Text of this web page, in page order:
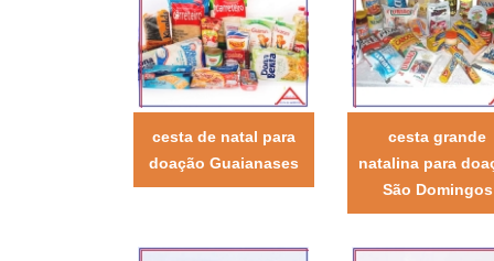
cesta de natal para
doação Guaianases
cesta grande
natalina para
São Domingos